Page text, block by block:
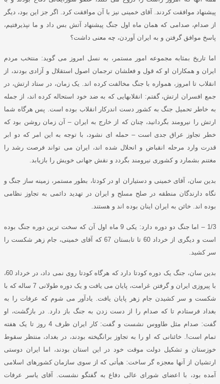
پیشنهاد موافقت کردند
آقای خمینی نیز با آن موافقت کرد
اگر جز این بود، دیگر
از صدام، صدامی که همان ماه اول جنگ پیشنهاد آتش بس داد و ما نپذیرفتیم،
پاسخ موافق گرفتن و به ایران آوردن، چه معنی داشت؟
اما تاریخ بمثابه مجموعه امور مستمر، به نسل امروز می گوید : منتخب مردم
ایران و همکاران او که قول و فعلشان ترجمان اصول استقلال و آزادی بودند، از
انقلاب تا امروز، همواره با جنگ مخالفت کرده اند
یک زمان، در ستاد ارتش، در
جمع افسران ارتش، گفتم :
انقلابهایی که به ضد خود استحاله کرده اند، از جمله
به خاطر تحمیل جنگ به کشور دست اندرکار انقلاب بوده است
پس هرگاه شما
ارتش را نیرومند بگردانید، چنان که از خارج به ایران – آن زمان روشن بود که
خطر تجاوز عراق جدی است – حمله ای نشود، با توجه به این امر که دو ابر
قدرت وارد مرحله انقباض و انحلال شده اند، ایران می تواند فرصت رشد را
مغتنم بشمارد و کشوری نیرومند بگردد و نقش جهانی خویش را بازیابد
بدین سان، آقای خمینی و دستیاران او در کودتا، بطور مستمر، زمینه ساز جنگ و
نگاه دارندگان منطقه در صلح مسلح و ایران در تهدید دائمی به تجاوز نظامی
بوده اند
خائن به ایران اینان بوده اند و هستند
1/3
– اما جنگ دو دوره دارد : یکی 9 ماه اول آن که سخت ترین دوره جنگ بوده
است و دیگری از خرداد60 تا تابستان 67 که آقای خمینی، جام زهر شکست را
سر کشید
بدین سان، جنگ یک دوره کودتا دارد که هرگاه کودتا روی نمی داد، در خرداد 60،
با پیروزی ایران و گرفتن غرامت، پایان می یافت و یک دوره طولانی 7 ساله که با
شکست و سر کشیدن جام زهر پایان یافت
یادآور می شوم که عرفات را به
بغداد فرستادم تا که صدام را از دست زدن به جنگ باز دارد
در بازگشت، او
گفت: صدام مثل طاووس نشست و گفت:کار ایران ظرف4 روز تا یک هفته
تمام است!. خائنانی که او را به تجاوز برانگیخته بودند، در بغداد، منتظر سقوط
خوزستان و تشکیل دولت موقت خود در این استان بودند، اما ایران دوستی
ارتشیان از آنها معجزه گر ساخت: هیأتی که از سوی سازمان کشورهای اسلامی
آمده بود، با اعضای شورای عالی دفاع به گفتگو نشست
آقای یاسر عرفات